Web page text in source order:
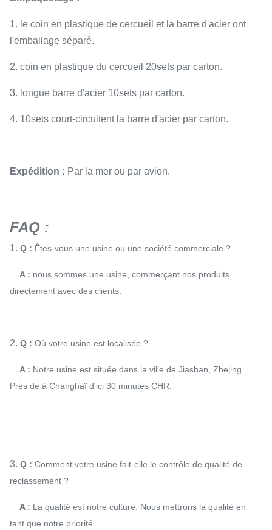
1. le coin en plastique de cercueil et la barre d'acier ont
l'emballage séparé.
2. coin en plastique du cercueil 20sets par carton.
3. longue barre d'acier 10sets par carton.
4. 10sets court-circuitent la barre d'acier par carton.
Expédition : Par la mer ou par avion.
FAQ :
1. Q : Êtes-vous une usine ou une société commerciale ?
A : nous sommes une usine, commerçant nos produits
directement avec des clients.
2. Q : Où votre usine est localisée ?
A : Notre usine est située dans la ville de Jiashan, Zhejing.
Près de à Changhaï d'ici 30 minutes CHR.
3. Q : Comment votre usine fait-elle le contrôle de qualité de
reclassement ?
A : La qualité est notre culture. Nous mettrons la qualité en
tant que notre priorité.